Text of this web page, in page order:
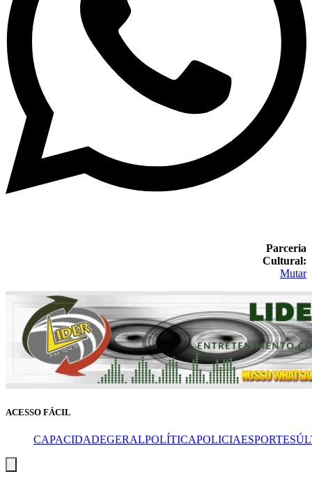
Parceria
Cultural:
Mutar
ACESSO FÁCIL
CAPACIDADEGERALPOLÍTICAPOLICIAESPORTES
de